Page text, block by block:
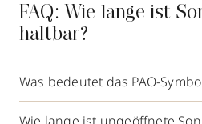
FAQ: Wie lange ist
haltbar?
Was bedeutet das PAO-
Das PAO-Symbol zeigt dir an,